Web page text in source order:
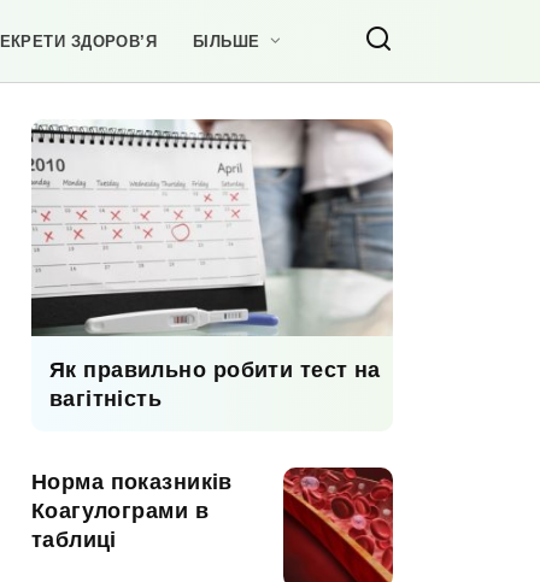
ЗДОРОВ’Я БІЛЬШЕ
Як правильно робити тест на
вагітність
Норма показників
Коагулограми в
таблиці